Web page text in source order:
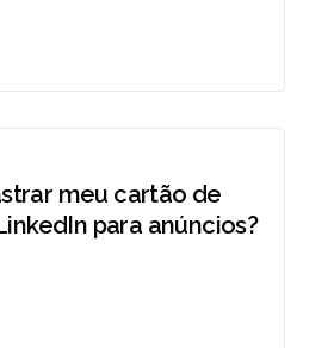
meu cartão de
para anúncios?